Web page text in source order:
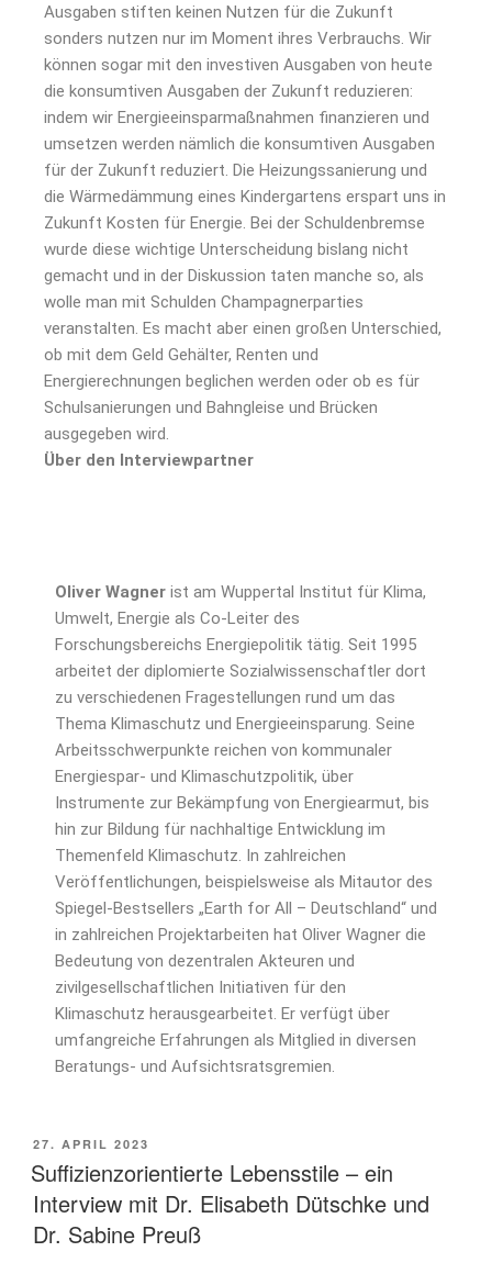
Ausgaben stiften keinen Nutzen für die Zukunft
sonders nutzen nur im Moment ihres Verbrauchs. Wir
können sogar mit den investiven Ausgaben von heute
die konsumtiven Ausgaben der Zukunft reduzieren:
indem wir Energieeinsparmaßnahmen finanzieren und
umsetzen werden nämlich die konsumtiven Ausgaben
für der Zukunft reduziert. Die Heizungssanierung und
die Wärmedämmung eines Kindergartens erspart uns in
Zukunft Kosten für Energie. Bei der Schuldenbremse
wurde diese wichtige Unterscheidung bislang nicht
gemacht und in der Diskussion taten manche so, als
wolle man mit Schulden Champagnerparties
veranstalten. Es macht aber einen großen Unterschied,
ob mit dem Geld Gehälter, Renten und
Energierechnungen beglichen werden oder ob es für
Schulsanierungen und Bahngleise und Brücken
ausgegeben wird.
Über den Interviewpartner
Oliver Wagner ist am Wuppertal Institut für Klima,
Umwelt, Energie als Co-Leiter des
Forschungsbereichs Energiepolitik tätig. Seit 1995
arbeitet der diplomierte Sozialwissenschaftler dort
zu verschiedenen Fragestellungen rund um das
Thema Klimaschutz und Energieeinsparung. Seine
Arbeitsschwerpunkte reichen von kommunaler
Energiespar- und Klimaschutzpolitik, über
Instrumente zur Bekämpfung von Energiearmut, bis
hin zur Bildung für nachhaltige Entwicklung im
Themenfeld Klimaschutz. In zahlreichen
Veröffentlichungen, beispielsweise als Mitautor des
Spiegel-Bestsellers „Earth for All – Deutschland“ und
in zahlreichen Projektarbeiten hat Oliver Wagner die
Bedeutung von dezentralen Akteuren und
zivilgesellschaftlichen Initiativen für den
Klimaschutz herausgearbeitet. Er verfügt über
umfangreiche Erfahrungen als Mitglied in diversen
Beratungs- und Aufsichtsratsgremien.
27. APRIL 2023
Suffizienzorientierte Lebensstile – ein
Interview mit Dr. Elisabeth Dütschke und
Dr. Sabine Preuß